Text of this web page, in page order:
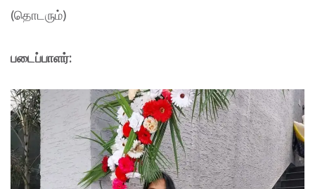
(தொடரும்)
படைப்பாளர்: